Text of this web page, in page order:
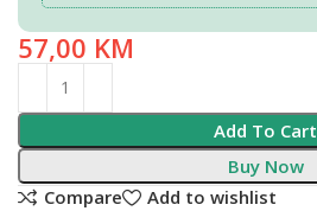
57,00 KM
Add To Cart
Buy Now
Compare
Add to wishlist